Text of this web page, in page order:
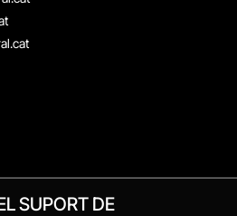
SUPORT DE